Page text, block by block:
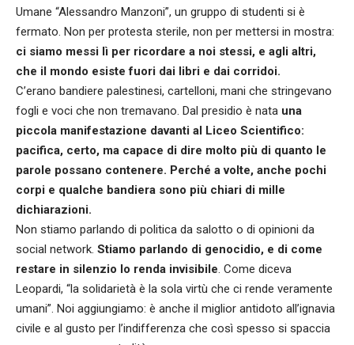
Umane “Alessandro Manzoni”, un gruppo di studenti si è
fermato. Non per protesta sterile, non per mettersi in mostra:
ci siamo messi lì per ricordare a noi stessi, e agli altri,
che il mondo esiste fuori dai libri e dai corridoi.
C’erano bandiere palestinesi, cartelloni, mani che stringevano
fogli e voci che non tremavano. Dal presidio è nata una
piccola manifestazione davanti al Liceo Scientifico:
pacifica, certo, ma capace di dire molto più di quanto le
parole possano contenere. Perché a volte, anche pochi
corpi e qualche bandiera sono più chiari di mille
dichiarazioni.
Non stiamo parlando di politica da salotto o di opinioni da
social network. Stiamo parlando di genocidio, e di come
restare in silenzio lo renda invisibile . Come diceva
Leopardi, “la solidarietà è la sola virtù che ci rende veramente
umani”. Noi aggiungiamo: è anche il miglior antidoto all’ignavia
civile e al gusto per l’indifferenza che così spesso si spaccia